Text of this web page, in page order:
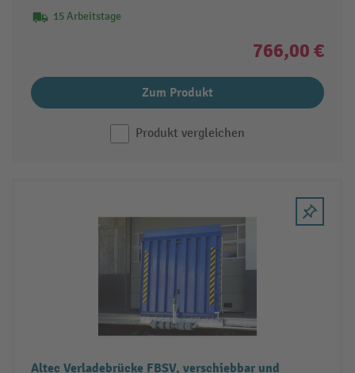
15 Arbeitstage
766,00 €
Zum Produkt
Produkt vergleichen
Altec Verladebrücke FBSV, verschiebbar und